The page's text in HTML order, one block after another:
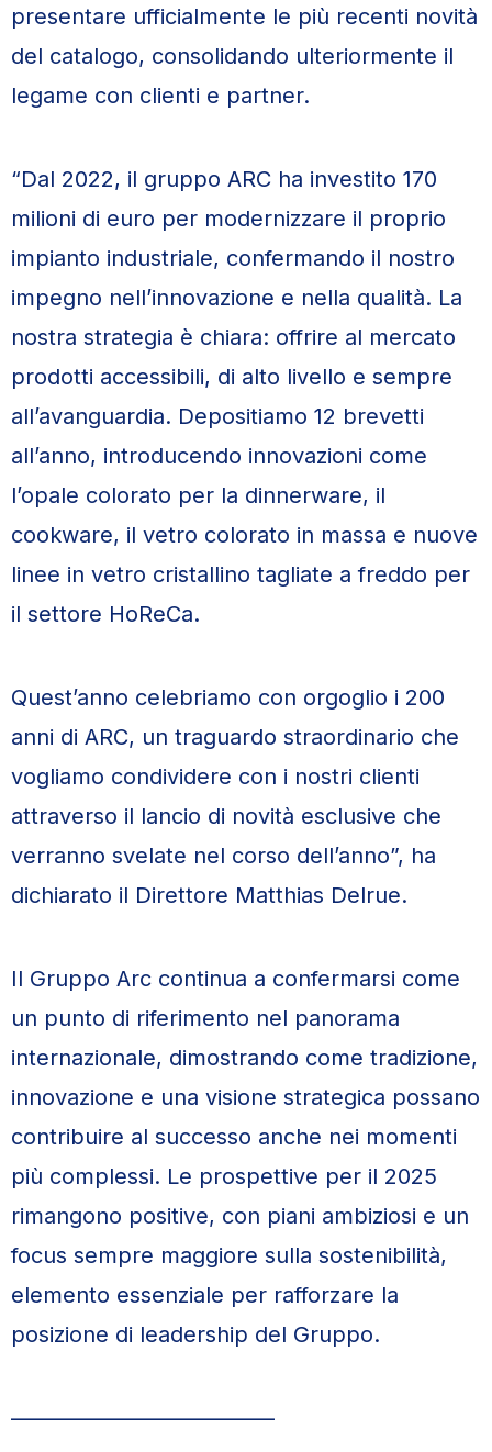
presentare ufficialmente le più recenti novità
del catalogo, consolidando ulteriormente il
legame con clienti e partner.
“Dal 2022, il gruppo ARC ha investito 170
milioni di euro per modernizzare il proprio
impianto industriale, confermando il nostro
impegno nell’innovazione e nella qualità. La
nostra strategia è chiara: offrire al mercato
prodotti accessibili, di alto livello e sempre
all’avanguardia. Depositiamo 12 brevetti
all’anno, introducendo innovazioni come
l’opale colorato per la dinnerware, il
cookware, il vetro colorato in massa e nuove
linee in vetro cristallino tagliate a freddo per
il settore HoReCa.
Quest’anno celebriamo con orgoglio i 200
anni di ARC, un traguardo straordinario che
vogliamo condividere con i nostri clienti
attraverso il lancio di novità esclusive che
verranno svelate nel corso dell’anno”, ha
dichiarato il Direttore Matthias Delrue.
Il Gruppo Arc continua a confermarsi come
un punto di riferimento nel panorama
internazionale, dimostrando come tradizione,
innovazione e una visione strategica possano
contribuire al successo anche nei momenti
più complessi. Le prospettive per il 2025
rimangono positive, con piani ambiziosi e un
focus sempre maggiore sulla sostenibilità,
elemento essenziale per rafforzare la
posizione di leadership del Gruppo.
————————————